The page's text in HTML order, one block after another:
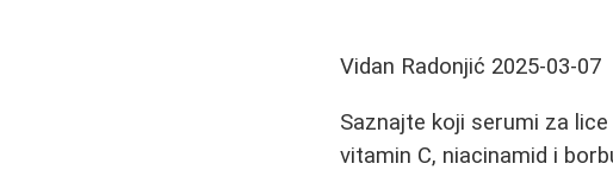
Vidan Radonjić 2025-03-07
Saznajte koji serumi za
vitamin C, niacinamid i